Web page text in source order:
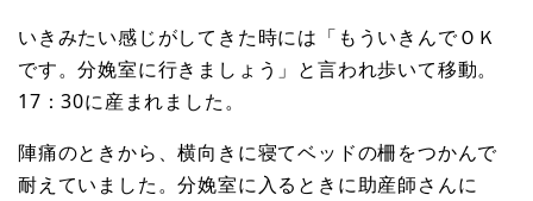
いきみたい感じがしてきた時には「もういきんでＯＫ
です。分娩室に行きましょう」と言われ歩いて移動。
17：30に産まれました。
陣痛のときから、横向きに寝てベッドの柵をつかんで
耐えていました。分娩室に入るときに助産師さんに